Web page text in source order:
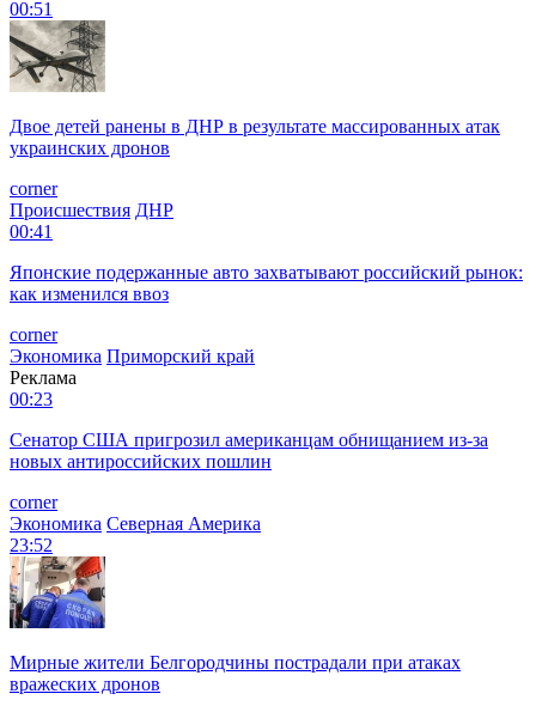
00:51
Двое детей ранены в ДНР в результате массированных атак
украинских дронов
corner
Происшествия ДНР
00:41
Японские подержанные авто захватывают российский рынок:
как изменился ввоз
corner
Экономика Приморский край
Реклама
00:23
Сенатор США пригрозил американцам обнищанием из-за
новых антироссийских пошлин
corner
Экономика Северная Америка
23:52
Мирные жители Белгородчины пострадали при атаках
вражеских дронов